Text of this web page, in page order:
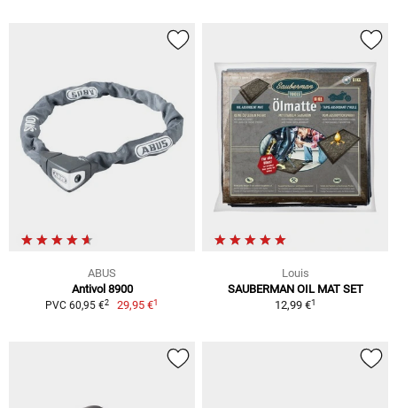
ABUS
Antivol 8900
PVC 60,95 €2 29,95 €1
Louis
SAUBERMAN OIL MAT SET
12,99 €1